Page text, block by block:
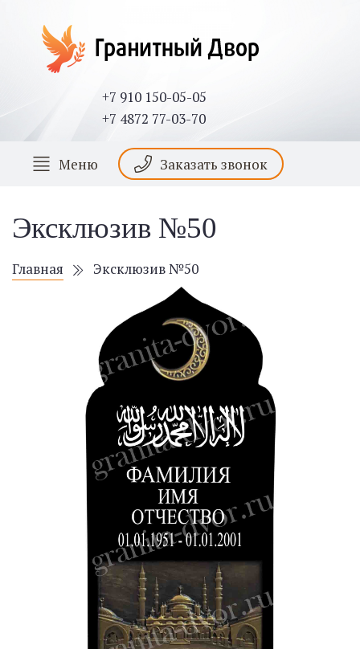
+7 910 150-05-05
+7 4872 77-03-70
Меню Заказать звонок
Эксклюзив №50
Главная Эксклюзив №50